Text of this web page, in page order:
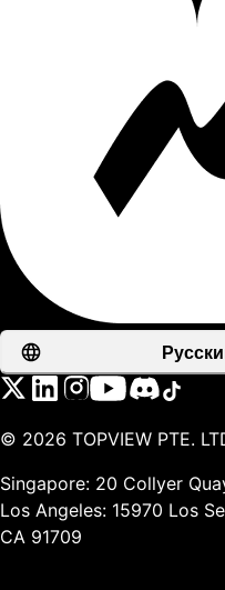
© 2026 TOPVIEW PTE.
Singapore: 20 Collyer
Los Angeles: 15970 Los
CA 91709